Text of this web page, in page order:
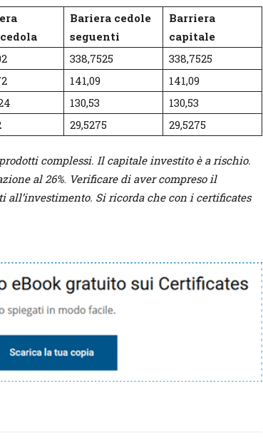
Bariera cedole
seguenti
Barriera
capitale
338,7525
338,7525
141,09
141,09
130,53
130,53
29,5275 29,5275
complessi. Il capitale investito è a rischio.
al 26%. Verificare di aver compreso il
Si ricorda che con i certificates